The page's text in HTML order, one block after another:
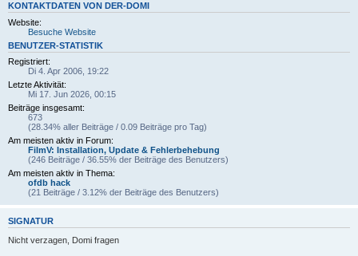
KONTAKTDATEN VON DER-DOMI
Website:
Besuche Website
BENUTZER-STATISTIK
Registriert:
Di 4. Apr 2006, 19:22
Letzte Aktivität:
Mi 17. Jun 2026, 00:15
Beiträge insgesamt:
673
(28.34% aller Beiträge / 0.09 Beiträge pro Tag)
Am meisten aktiv in Forum:
FilmV: Installation, Update & Fehlerbehebung
(246 Beiträge / 36.55% der Beiträge des Benutzers)
Am meisten aktiv in Thema:
ofdb hack
(21 Beiträge / 3.12% der Beiträge des Benutzers)
SIGNATUR
Nicht verzagen, Domi fragen